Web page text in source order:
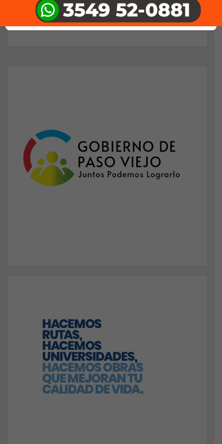
Lo siento, tenés que estarconectadopara publicar
un comentario.